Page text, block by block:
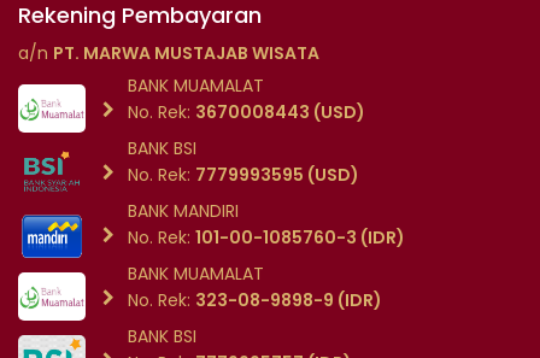
Rekening Pembayaran
a/n PT. MARWA MUSTAJAB WISATA
BANK MUAMALAT
No. Rek: 3670008443 (USD)
BANK BSI
No. Rek: 7779993595 (USD)
BANK MANDIRI
No. Rek: 101-00-1085760-3 (IDR)
BANK MUAMALAT
No. Rek: 323-08-9898-9 (IDR)
BANK BSI